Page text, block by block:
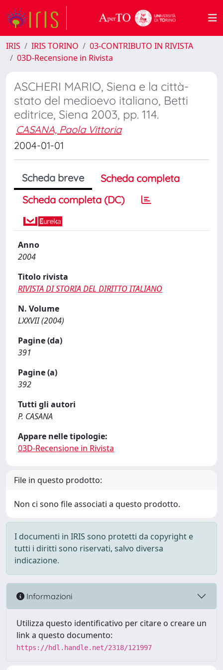
IRIS IRIS TORINO
03-CONTRIBUTO IN RIVISTA
03D-Recensione in Rivista
ASCHERI MARIO, Siena e la città-
stato del medioevo italiano, Betti
editrice, Siena 2003, pp. 114.
CASANA, Paola Vittoria
2004-01-01
Scheda breve
Scheda completa
Scheda completa (DC)
Anno
2004
Titolo rivista
RIVISTA DI STORIA DEL DIRITTO ITALIANO
N. Volume
LXXVII (2004)
Pagine (da)
391
Pagine (a)
392
Tutti gli autori
P. CASANA
Appare nelle tipologie:
03D-Recensione in Rivista
File in questo prodotto:
Non ci sono file associati a questo prodotto.
I documenti in IRIS sono protetti da copyright e
tutti i diritti sono riservati, salvo diversa
indicazione.
Informazioni
Utilizza questo identificativo per citare o creare un
link a questo documento:
https://hdl.handle.net/2318/121997